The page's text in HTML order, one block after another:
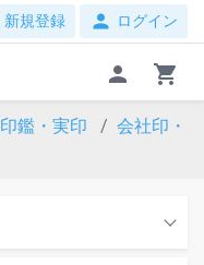
新規登録 person ログイン
person shopping_cart
印鑑・実印
会社印・